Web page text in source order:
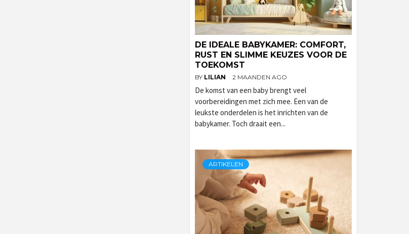
DE IDEALE BABYKAMER: COMFORT,
RUST EN SLIMME KEUZES VOOR DE
TOEKOMST
BY LILIAN 2 MAANDEN AGO
De komst van een baby brengt veel
voorbereidingen met zich mee. Een van de
leukste onderdelen is het inrichten van de
babykamer. Toch draait een...
ARTIKELEN